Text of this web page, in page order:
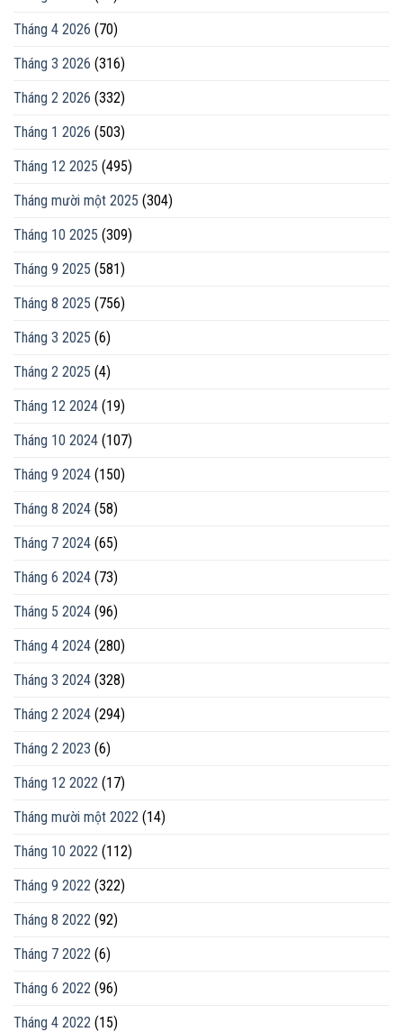
Tháng 4 2026 (70)
Tháng 3 2026 (316)
Tháng 2 2026 (332)
Tháng 1 2026 (503)
Tháng 12 2025 (495)
Tháng mười một 2025 (304)
Tháng 10 2025 (309)
Tháng 9 2025 (581)
Tháng 8 2025 (756)
Tháng 3 2025 (6)
Tháng 2 2025 (4)
Tháng 12 2024 (19)
Tháng 10 2024 (107)
Tháng 9 2024 (150)
Tháng 8 2024 (58)
Tháng 7 2024 (65)
Tháng 6 2024 (73)
Tháng 5 2024 (96)
Tháng 4 2024 (280)
Tháng 3 2024 (328)
Tháng 2 2024 (294)
Tháng 2 2023 (6)
Tháng 12 2022 (17)
Tháng mười một 2022 (14)
Tháng 10 2022 (112)
Tháng 9 2022 (322)
Tháng 8 2022 (92)
Tháng 7 2022 (6)
Tháng 6 2022 (96)
Tháng 4 2022 (15)